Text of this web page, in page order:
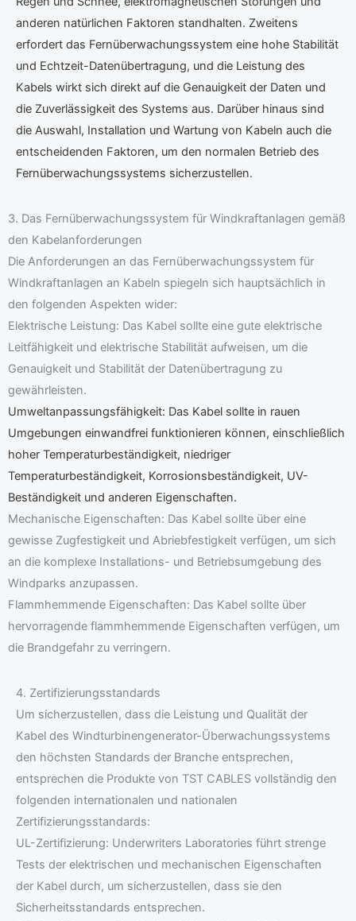
anderen natürlichen Faktoren standhalten. Zweitens
erfordert das Fernüberwachungssystem eine hohe Stabilität
und Echtzeit-Datenübertragung, und die Leistung des
Kabels wirkt sich direkt auf die Genauigkeit der Daten und
die Zuverlässigkeit des Systems aus. Darüber hinaus sind
die Auswahl, Installation und Wartung von Kabeln auch die
entscheidenden Faktoren, um den normalen Betrieb des
Fernüberwachungssystems sicherzustellen.
3. Das Fernüberwachungssystem für Windkraftanlagen gemäß
den Kabelanforderungen
Die Anforderungen an das Fernüberwachungssystem für
Windkraftanlagen an Kabeln spiegeln sich hauptsächlich in
den folgenden Aspekten wider:
Elektrische Leistung: Das Kabel sollte eine gute elektrische
Leitfähigkeit und elektrische Stabilität aufweisen, um die
Genauigkeit und Stabilität der Datenübertragung zu
gewährleisten.
Umweltanpassungsfähigkeit: Das Kabel sollte in rauen
Umgebungen einwandfrei funktionieren können, einschließlich
hoher Temperaturbeständigkeit, niedriger
Temperaturbeständigkeit, Korrosionsbeständigkeit, UV-
Beständigkeit und anderen Eigenschaften.
Mechanische Eigenschaften: Das Kabel sollte über eine
gewisse Zugfestigkeit und Abriebfestigkeit verfügen, um sich
an die komplexe Installations- und Betriebsumgebung des
Windparks anzupassen.
Flammhemmende Eigenschaften: Das Kabel sollte über
hervorragende flammhemmende Eigenschaften verfügen, um
die Brandgefahr zu verringern.
4. Zertifizierungsstandards
Um sicherzustellen, dass die Leistung und Qualität der
Kabel des Windturbinengenerator-Überwachungssystems
den höchsten Standards der Branche entsprechen,
entsprechen die Produkte von TST CABLES vollständig den
folgenden internationalen und nationalen
Zertifizierungsstandards:
UL-Zertifizierung: Underwriters Laboratories führt strenge
Tests der elektrischen und mechanischen Eigenschaften
der Kabel durch, um sicherzustellen, dass sie den
Sicherheitsstandards entsprechen.